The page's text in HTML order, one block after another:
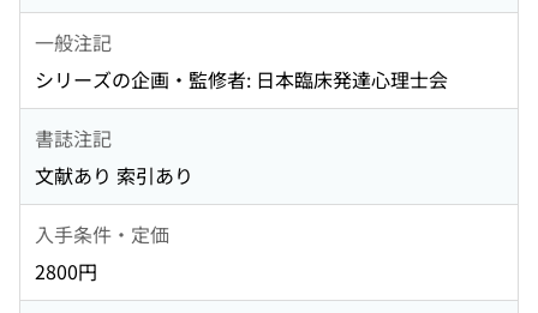
一般注記
シリーズの企画・監修者: 日本臨床発達心理士会
書誌注記
文献あり 索引あり
入手条件・定価
2800円